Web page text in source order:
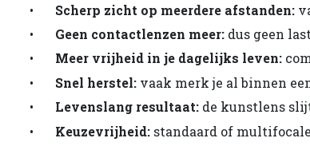
Scherp zicht op meerdere afstanden:
Geen contactlenzen meer: dus geen
Meer vrijheid in je dagelijks leven:
Snel herstel: vaak merk je al binnen
Levenslang resultaat: de kunstlens
Keuzevrijheid: standaard of